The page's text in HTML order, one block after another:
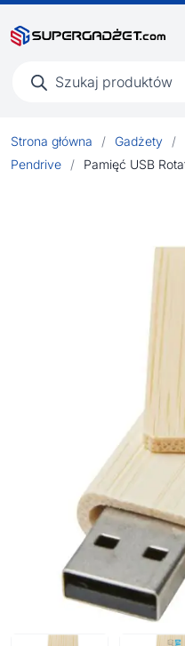
produktów
Strona główna / Gadżety /
Pendrive
/